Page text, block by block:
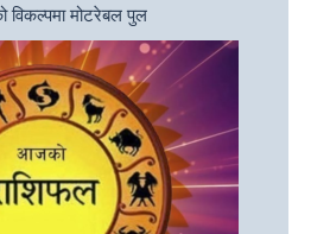
विकल्पमा मोटरेबल पुल